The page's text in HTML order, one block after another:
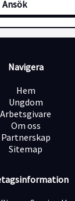
Ansök
Navigera
Hem
Ungdom
Arbetsgivare
Om oss
Partnerskap
Sitemap